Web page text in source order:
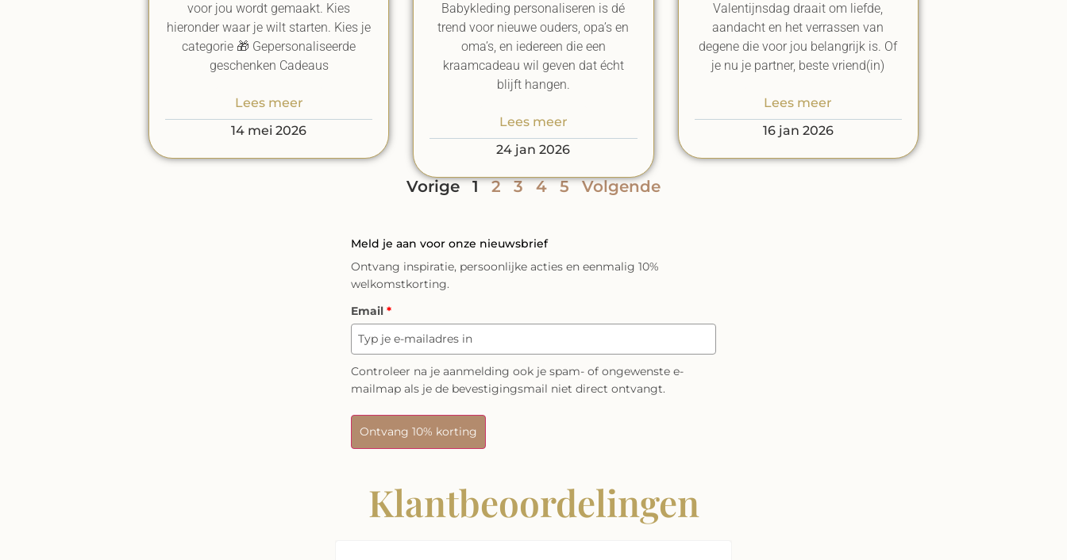
voor jou wordt gemaakt. Kies
hieronder waar je wilt starten. Kies je
categorie 🎁 Gepersonaliseerde
geschenken Cadeaus
Lees meer
14 mei 2026
Babykleding personaliseren is dé
trend voor nieuwe ouders, opa’s en
oma’s, en iedereen die een
kraamcadeau wil geven dat écht
blijft hangen.
Lees meer
24 jan 2026
Valentijnsdag draait om liefde,
aandacht en het verrassen van
degene die voor jou belangrijk is. Of
je nu je partner, beste vriend(in)
Lees meer
16 jan 2026
Vorige 1 2 3 4 5 Volgende
Meld je aan voor onze nieuwsbrief
Ontvang inspiratie, persoonlijke acties en eenmalig 10%
welkomstkorting.
Email *
Controleer na je aanmelding ook je spam- of ongewenste e-
mailmap als je de bevestigingsmail niet direct ontvangt.
Ontvang 10% korting
Klantbeoordelingen